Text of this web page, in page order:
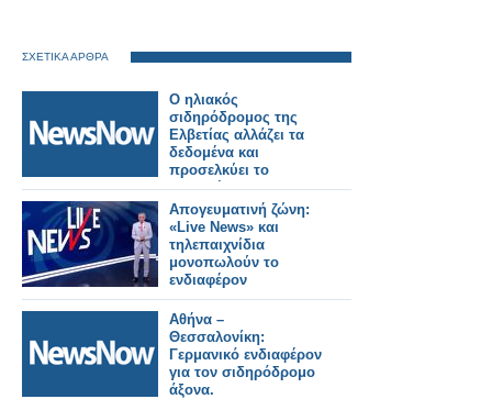
ΣΧΕΤΙΚΑ ΑΡΘΡΑ
Ο ηλιακός
σιδηρόδρομος της
Ελβετίας αλλάζει τα
δεδομένα και
προσελκύει το
ενδιαφέρον της
Ιταλίας και όχι μόνο.
Απογευματινή ζώνη:
«Live News» και
τηλεπαιχνίδια
μονοπωλούν το
ενδιαφέρον
Αθήνα –
Θεσσαλονίκη:
Γερμανικό ενδιαφέρον
για τον σιδηρόδρομο
άξονα.